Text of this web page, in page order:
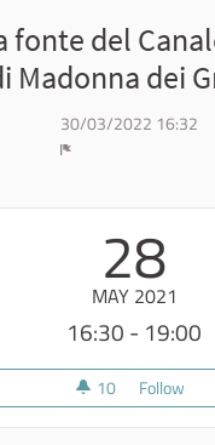
fonte del
Madonna dei
30/03/2022 16:32
28
MAY 2021
16:30 - 19:00
10 10 followers
Follow